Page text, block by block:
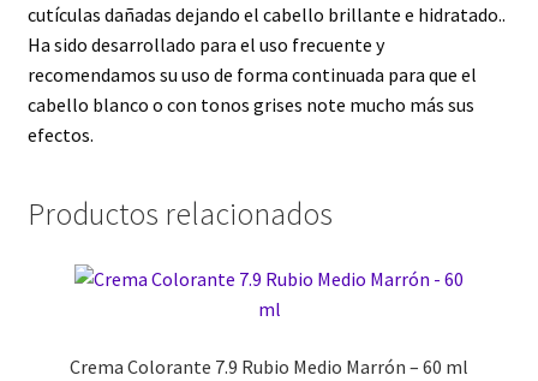
cutículas dañadas dejando el cabello brillante e hidratado..
Ha sido desarrollado para el uso frecuente y
recomendamos su uso de forma continuada para que el
cabello blanco o con tonos grises note mucho más sus
efectos.
Productos relacionados
Crema Colorante 7.9 Rubio Medio Marrón – 60 ml